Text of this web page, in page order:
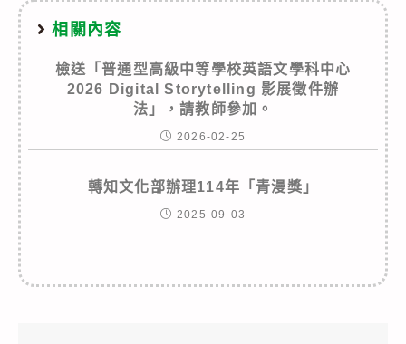
相關內容
檢送「普通型高級中等學校英語文學科中心
2026 Digital Storytelling 影展徵件辦
法」，請教師參加。
2026-02-25
轉知文化部辦理114年「青漫獎」
2025-09-03